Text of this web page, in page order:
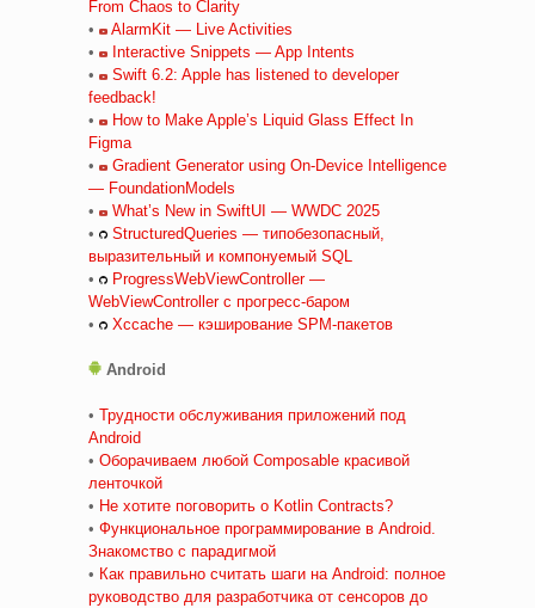
From Chaos to Clarity
•
AlarmKit — Live Activities
•
Interactive Snippets — App Intents
•
Swift 6.2: Apple has listened to developer
feedback!
•
How to Make Apple’s Liquid Glass Effect In
Figma
•
Gradient Generator using On-Device Intelligence
— FoundationModels
•
What’s New in SwiftUI — WWDC 2025
•
StructuredQueries — типобезопасный,
выразительный и компонуемый SQL
•
ProgressWebViewController —
WebViewController с прогресс-баром
•
Xccache — кэширование SPM-пакетов
Android
• Трудности обслуживания приложений под
Android
• Оборачиваем любой Composable красивой
ленточкой
• Не хотите поговорить о Kotlin Contracts?
• Функциональное программирование в Android.
Знакомство с парадигмой
• Как правильно считать шаги на Android: полное
руководство для разработчика от сенсоров до